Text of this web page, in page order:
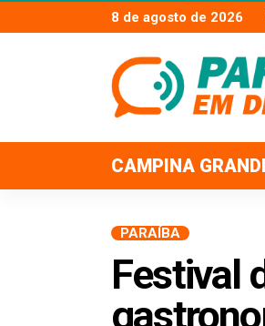
8 de agosto de 2026
CAMPINA
PARAÍBA
Festival